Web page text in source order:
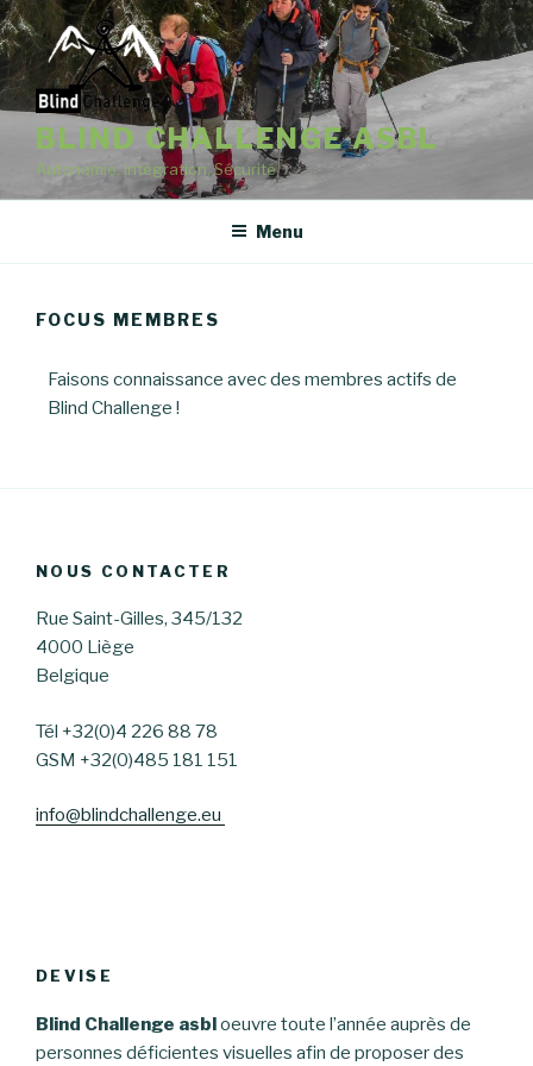
BLIND CHALLENGE ASBL
Autonomie, Intégration, Sécurité
Menu
FOCUS MEMBRES
Faisons connaissance avec des membres actifs de
Blind Challenge !
NOUS CONTACTER
Rue Saint-Gilles, 345/132
4000 Liège
Belgique
Tél +32(0)4 226 88 78
GSM +32(0)485 181 151
info@blindchallenge.eu
DEVISE
Blind Challenge asbloeuvre toute l’année auprès de
personnes déficientes visuelles afin de proposer des